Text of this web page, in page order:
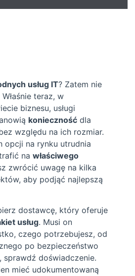
usług IT? Zatem nie
teraz, w
biznesu, usługi
konieczność dla
względu na ich rozmiar.
opcji na rynku utrudnia
na właściwego
zwrócić uwagę na kilka
aby podjąć najlepszą
dostawcę, który oferuje
usług. Musi on
czego potrzebujesz, od
po bezpieczeństwo
, sprawdź doświadczenie.
mieć udokumentowaną